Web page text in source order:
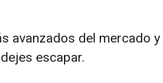
avanzados del mercado y
escapar.